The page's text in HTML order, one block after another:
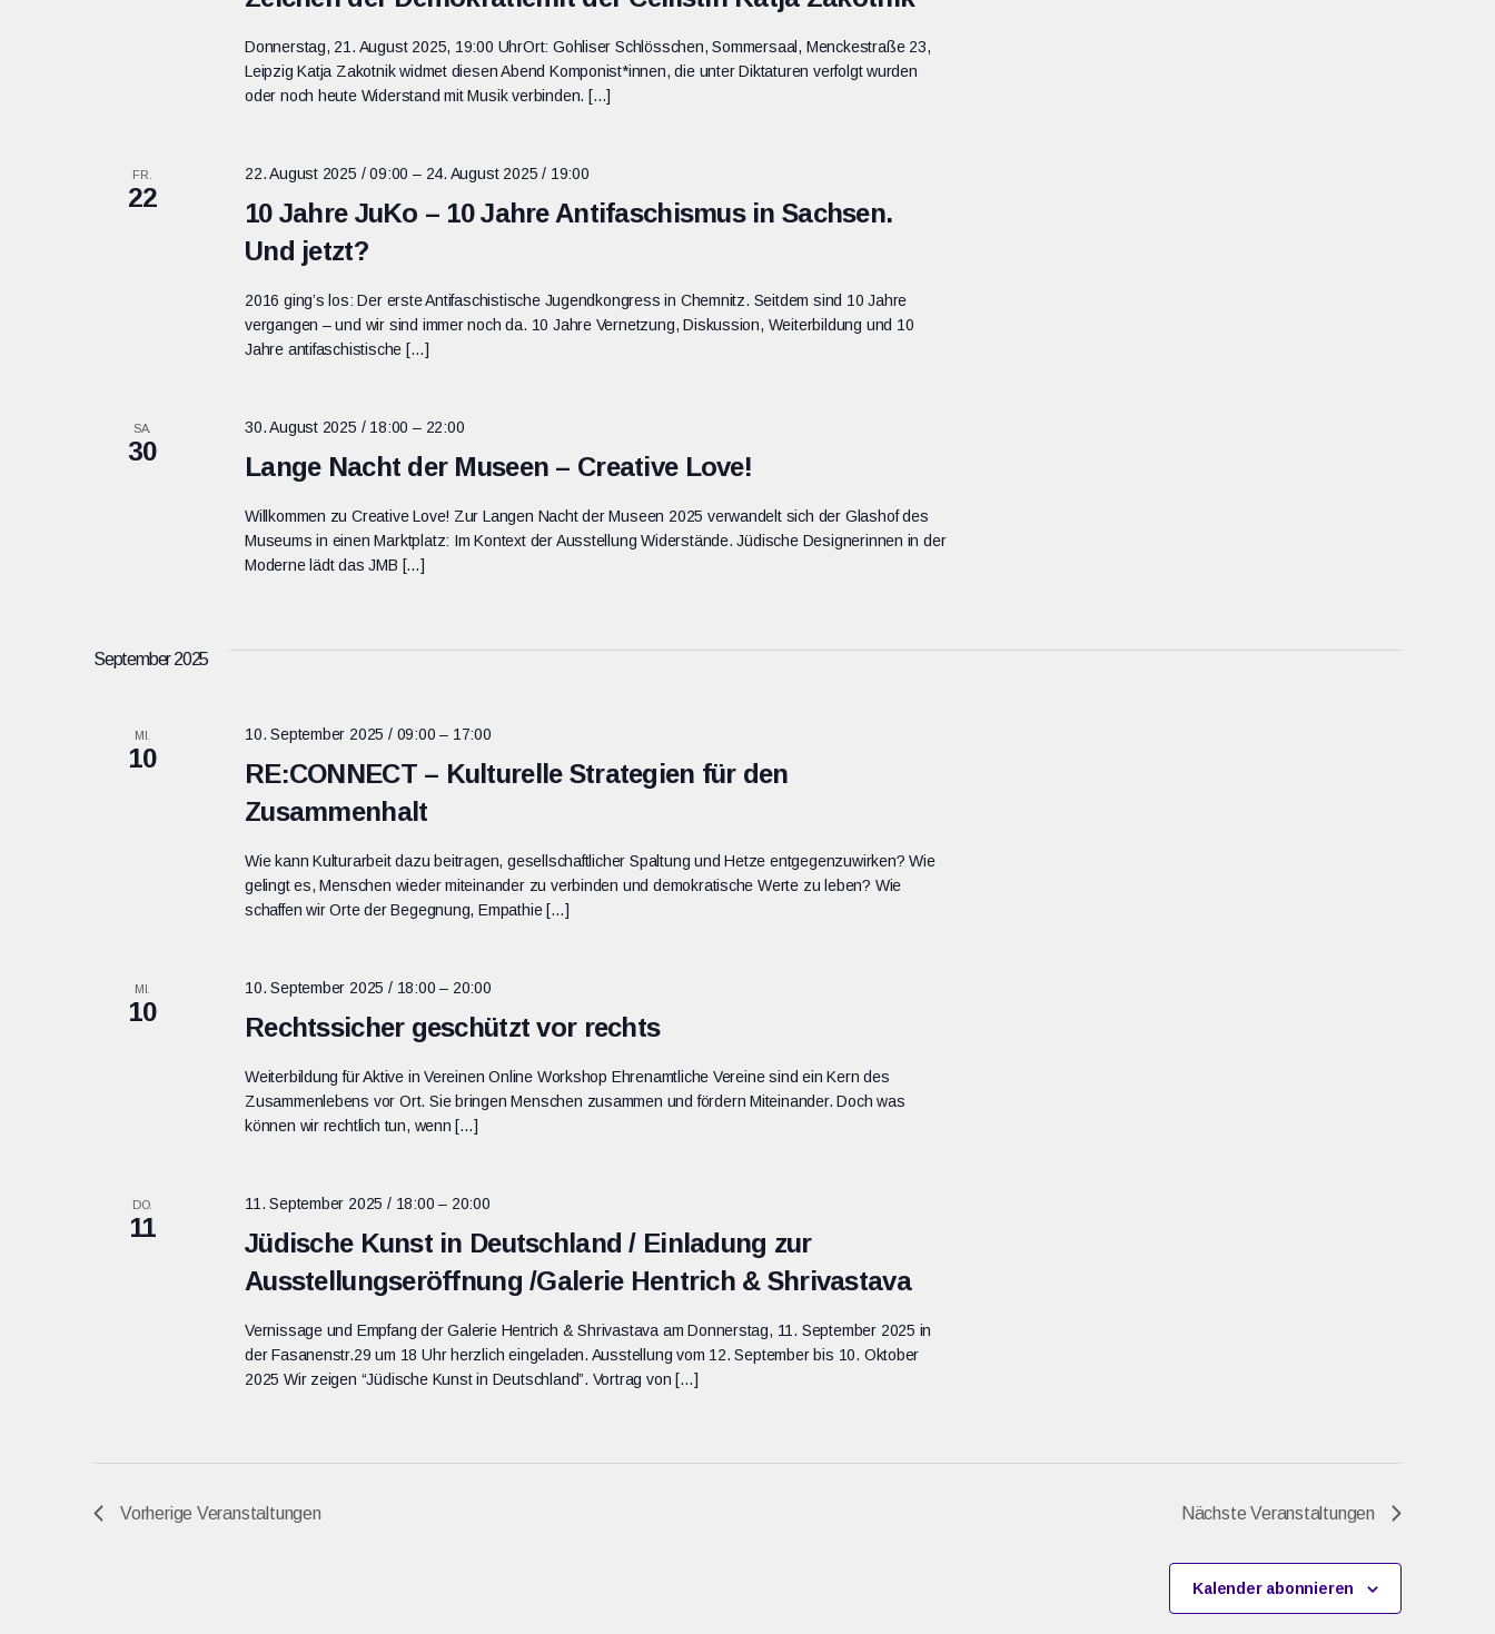
Donnerstag, 21. August 2025, 19:00 UhrOrt: Gohliser Schlösschen, Sommersaal, Menckestraße 23,
Leipzig Katja Zakotnik widmet diesen Abend Komponist*innen, die unter Diktaturen verfolgt wurden
oder noch heute Widerstand mit Musik verbinden. […]
FR.
22
10 Jahre JuKo – 10 Jahre Antifaschismus in Sachsen.
Und jetzt?
22. August 2025 / 09:00 – 24. August 2025 / 19:00
2016 ging’s los: Der erste Antifaschistische Jugendkongress in Chemnitz. Seitdem sind 10 Jahre
vergangen – und wir sind immer noch da. 10 Jahre Vernetzung, Diskussion, Weiterbildung und 10
Jahre antifaschistische […]
SA.
30
Lange Nacht der Museen – Creative Love!
30. August 2025 / 18:00 – 22:00
Willkommen zu Creative Love! Zur Langen Nacht der Museen 2025 verwandelt sich der Glashof des
Museums in einen Marktplatz: Im Kontext der Ausstellung Widerstände. Jüdische Designerinnen in der
Moderne lädt das JMB […]
September 2025
MI.
10
RE:CONNECT – Kulturelle Strategien für den
Zusammenhalt
10. September 2025 / 09:00 – 17:00
Wie kann Kulturarbeit dazu beitragen, gesellschaftlicher Spaltung und Hetze entgegenzuwirken? Wie
gelingt es, Menschen wieder miteinander zu verbinden und demokratische Werte zu leben? Wie
schaffen wir Orte der Begegnung, Empathie […]
MI.
10
Rechtssicher geschützt vor rechts
10. September 2025 / 18:00 – 20:00
Weiterbildung für Aktive in Vereinen Online Workshop Ehrenamtliche Vereine sind ein Kern des
Zusammenlebens vor Ort. Sie bringen Menschen zusammen und fördern Miteinander. Doch was
können wir rechtlich tun, wenn […]
DO.
11
Jüdische Kunst in Deutschland / Einladung zur
Ausstellungseröffnung /Galerie Hentrich & Shrivastava
11. September 2025 / 18:00 – 20:00
Vernissage und Empfang der Galerie Hentrich & Shrivastava am Donnerstag, 11. September 2025 in
der Fasanenstr.29 um 18 Uhr herzlich eingeladen. Ausstellung vom 12. September bis 10. Oktober
2025 Wir zeigen “Jüdische Kunst in Deutschland”. Vortrag von […]
Vorherige Veranstaltungen NächsteVeranstaltungen
Kalender abonnieren